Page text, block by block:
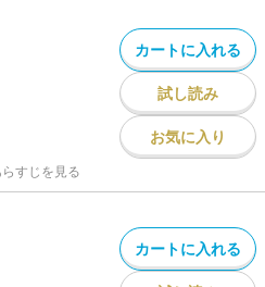
カートに入れる
試し読み
お気に入り
すじを見る
カートに入れる